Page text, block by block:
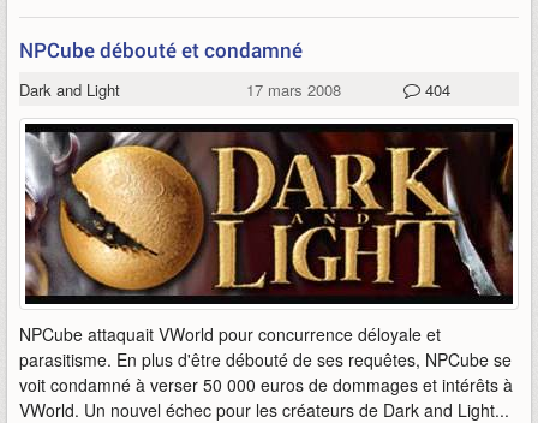
NPCube débouté et condamné
Dark and Light 17 mars 2008 404
NPCube attaquait VWorld pour concurrence déloyale et
parasitisme. En plus d'être débouté de ses requêtes, NPCube se
voit condamné à verser 50 000 euros de dommages et intérêts à
VWorld. Un nouvel échec pour les créateurs de Dark and Light...